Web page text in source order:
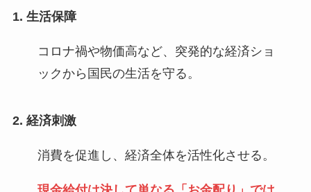
1. 生活保障
コロナ禍や物価高など、突発的な経済ショ
ックから国民の生活を守る。
2. 経済刺激
消費を促進し、経済全体を活性化させる。